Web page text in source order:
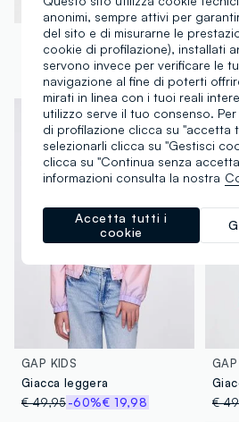
GAP KIDS
Giacca bomber leopardata
€ 64,95
€
GAP KIDS
Giacca leggera
€ 49,95-60%€ 19,98
€
anonimi, sempre attivi per
del sito e di misurarne le
cookie di profilazione), installati
servono invece per verificare le
navigazione al fine di poterti
mirati in linea con i tuoi reali
utilizzo serve il tuo consenso.
di profilazione clicca su "accetta
selezionarli clicca su "Gestisci
clicca su "Continua senza
informazioni consulta la nostra
Accetta tutti i
cookie